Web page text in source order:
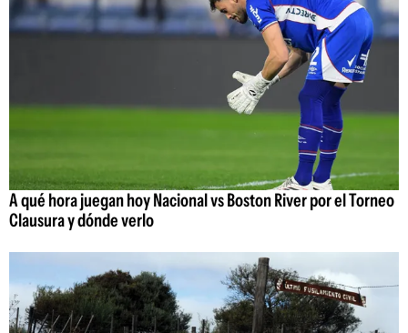
A qué hora juegan hoy Nacional vs Boston River por el Torneo
Clausura y dónde verlo